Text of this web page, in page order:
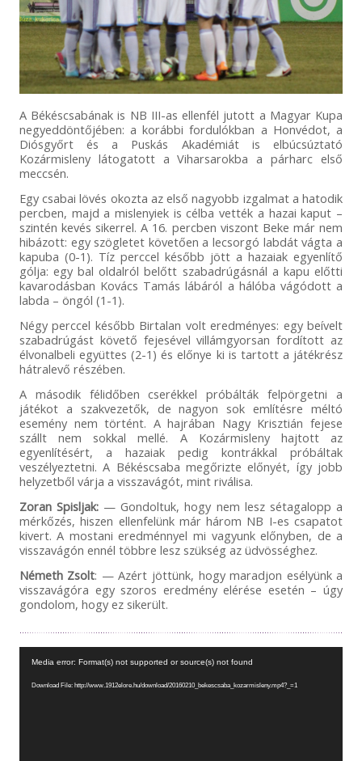
A Békéscsabának is NB III-as ellenfél jutott a Magyar Kupa
negyeddöntőjében: a korábbi fordulókban a Honvédot, a
Diósgyőrt és a Puskás Akadémiát is elbúcsúztató
Kozármisleny látogatott a Viharsarokba a párharc első
meccsén.
Egy csabai lövés okozta az első nagyobb izgalmat a hatodik
percben, majd a mislenyiek is célba vették a hazai kaput –
szintén kevés sikerrel. A 16. percben viszont Beke már nem
hibázott: egy szögletet követően a lecsorgó labdát vágta a
kapuba (0-1). Tíz perccel később jött a hazaiak egyenlítő
gólja: egy bal oldalról belőtt szabadrúgásnál a kapu előtti
kavarodásban Kovács Tamás lábáról a hálóba vágódott a
labda – öngól (1-1).
Négy perccel később Birtalan volt eredményes: egy beívelt
szabadrúgást követő fejesével villámgyorsan fordított az
élvonalbeli együttes (2-1) és előnye ki is tartott a játékrész
hátralevő részében.
A második félidőben cserékkel próbálták felpörgetni a
játékot a szakvezetők, de nagyon sok említésre méltó
esemény nem történt. A hajrában Nagy Krisztián fejese
szállt nem sokkal mellé. A Kozármisleny hajtott az
egyenlítésért, a hazaiak pedig kontrákkal próbáltak
veszélyeztetni. A Békéscsaba megőrizte előnyét, így jobb
helyzetből várja a visszavágót, mint riválisa.
Zoran Spisljak: — Gondoltuk, hogy nem lesz sétagalopp a
mérkőzés, hiszen ellenfelünk már három NB I-es csapatot
kivert. A mostani eredménnyel mi vagyunk előnyben, de a
visszavágón ennél többre lesz szükség az üdvösséghez.
Németh Zsolt: — Azért jöttünk, hogy maradjon esélyünk a
visszavágóra egy szoros eredmény elérése esetén – úgy
gondolom, hogy ez sikerült.
Media error: Format(s) not supported or source(s) not found
Download File: http://www.1912elore.hu/download/20160210_bekescsaba_kozarmisleny.mp4?_=1